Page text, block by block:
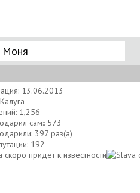
Моня
13.06.2013
1,256
сам:: 573
397 раз(а)
192